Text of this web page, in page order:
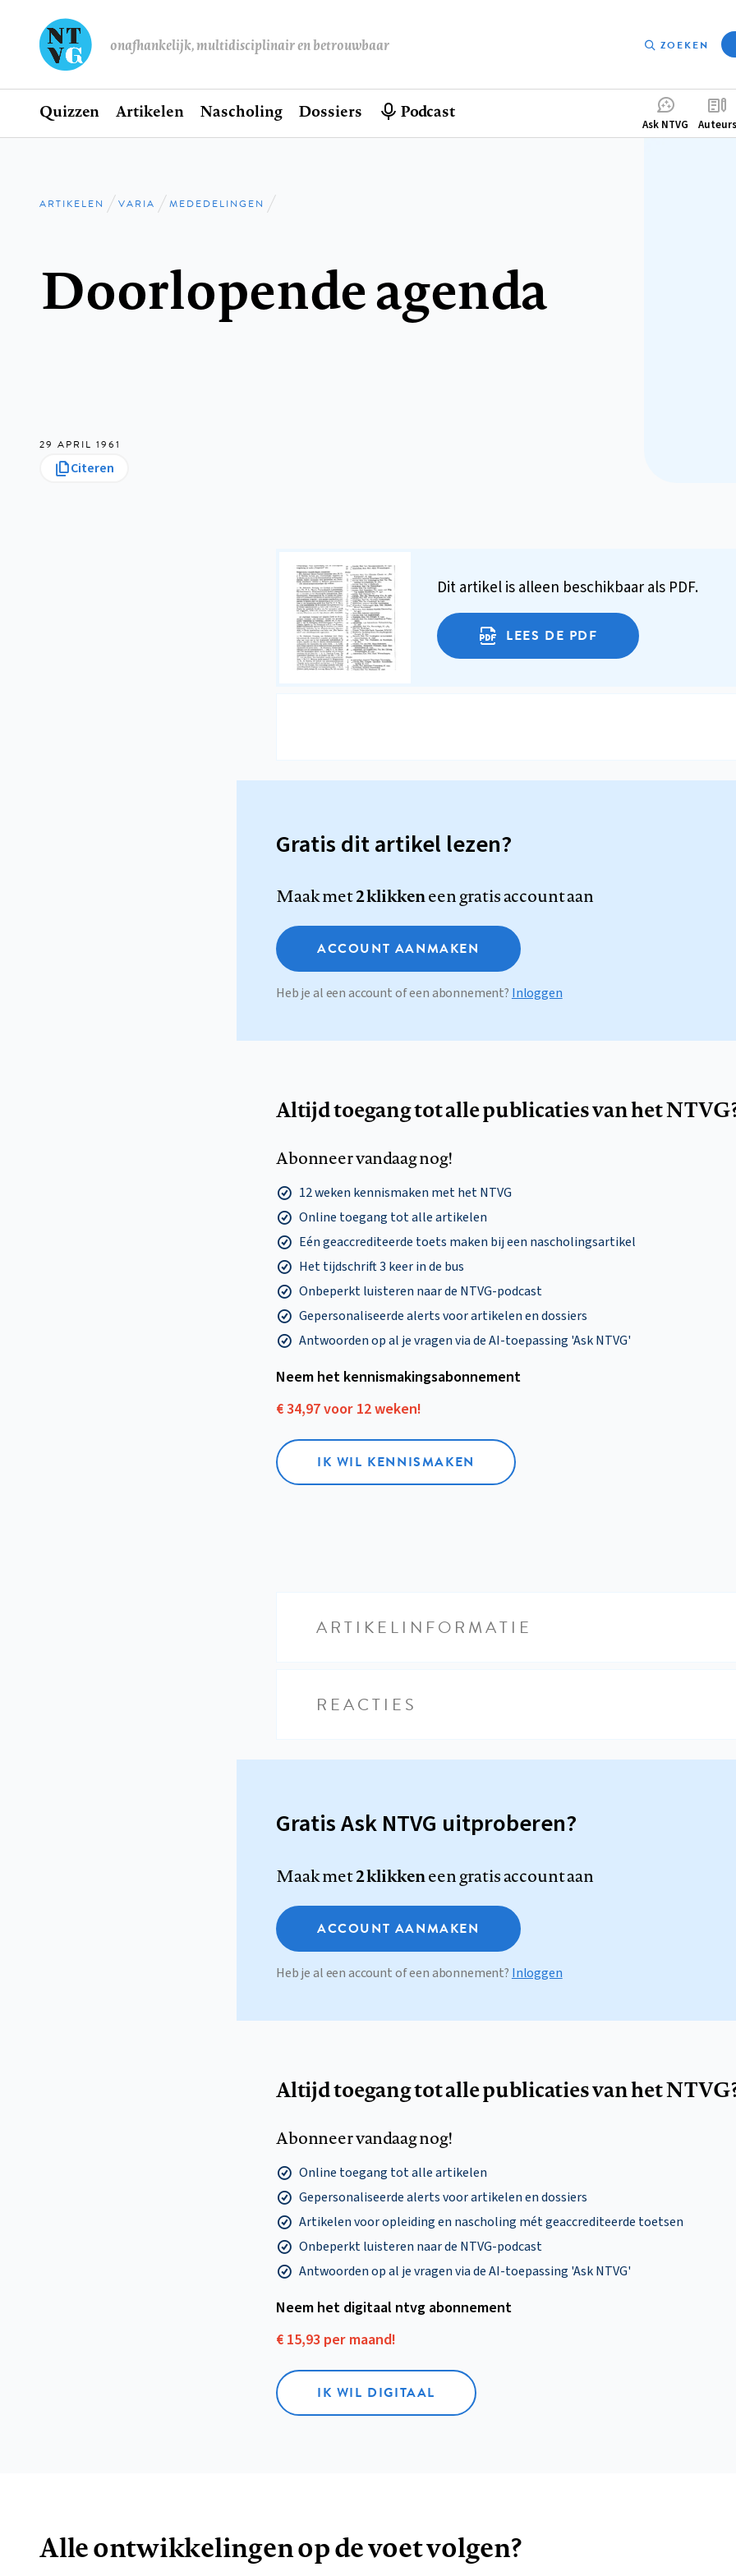
onafhankelijk, multidisciplinair en betrouwbaar ZOEKEN
Hoofdnavigatie
Home
Quizzen Artikelen Nascholing Dossiers Podcast
Ask NTVG Auteurs
Kruimelpad
ARTIKELEN VARIA MEDEDELINGEN
Doorlopende agenda
29 APRIL 1961
Citeren
Dit artikel is alleen beschikbaar als PDF.
LEES DE PDF
Gratis dit artikel lezen?
Maak met2 klikkeneen gratis account aan
ACCOUNT AANMAKEN
Heb je al een account of een abonnement? Inloggen
Altijd toegang tot alle publicaties van het
Abonneer vandaag nog!
12 weken kennismaken met het NTVG
Online toegang tot alle artikelen
Eén geaccrediteerde toets maken bij een nascholingsartikel
Het tijdschrift 3 keer in de bus
Onbeperkt luisteren naar de NTVG-podcast
Gepersonaliseerde alerts voor artikelen en dossiers
Antwoorden op al je vragen via de AI-toepassing 'Ask NTVG'
Neem het kennismakings­abonnement
€ 34,97 voor 12 weken!
IK WIL KENNISMAKEN
ARTIKELINFORMATIE
REACTIES
Gratis Ask NTVG uitproberen?
Maak met2 klikkeneen gratis account aan
ACCOUNT AANMAKEN
Heb je al een account of een abonnement? Inloggen
Altijd toegang tot alle publicaties van het
Abonneer vandaag nog!
Online toegang tot alle artikelen
Gepersonaliseerde alerts voor artikelen en dossiers
Artikelen voor opleiding en nascholing mét geaccrediteerde toetsen
Onbeperkt luisteren naar de NTVG-podcast
Antwoorden op al je vragen via de AI-toepassing 'Ask NTVG'
Neem het digitaal ntvg abonnement
€ 15,93 per maand!
IK WIL DIGITAAL
Alle ontwikkelingen op de voet volgen?